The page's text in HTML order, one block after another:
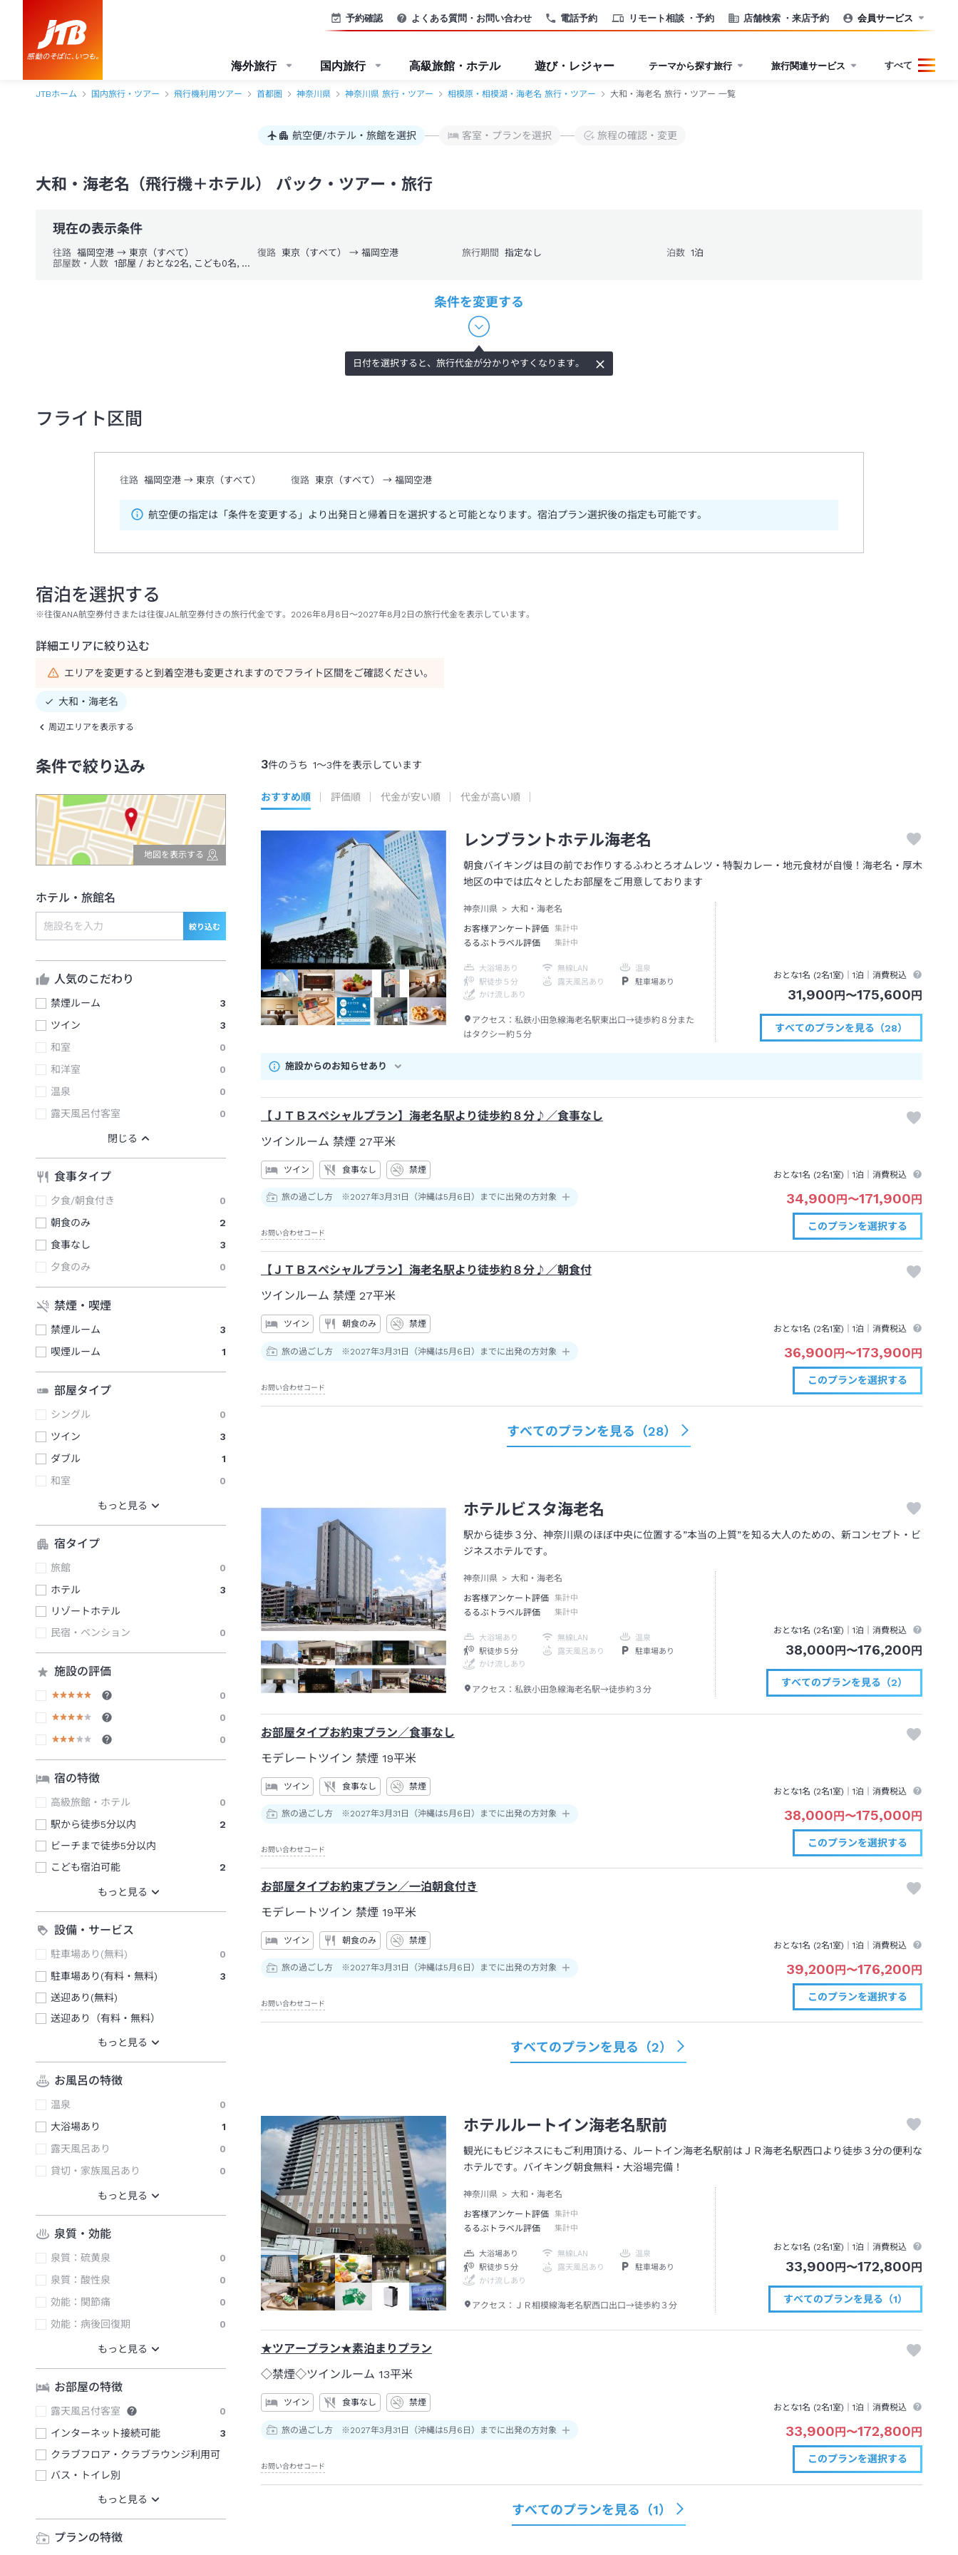
電話予約 リモート相談 ・予約 店舗検索 ・来店予約
予約確認 よくある質問・お問い合わせ 会員サービス
海外旅行 国内旅行 高級旅館・ホテル 遊び・レジャー テーマから探す旅行 旅行関連サービス すべて
JTBホーム 国内旅行・ツアー 飛行機利用ツアー 首都圏 神奈川県 神奈川県 旅行・ツアー 相模原・相模湖・海老名 旅行・ツアー 大和・海老名 旅行・ツアー 一覧
航空便/ホテル・旅館を選択 客室・プランを選択 旅程の確認・変更
大和・海老名（飛行機＋ホテル） パック・ツアー・旅行
現在の表示条件
往路 福岡空港 → 東京（すべて） 復路 東京（すべて） → 福岡空港 旅行期間 指定なし 泊数 1泊
部屋数・人数
1部屋 / おとな2名, こども0名, 幼児0名
日付を選択すると、旅行代金が分かりやすくなります。
フライト区間
往路 福岡空港→ 東京（すべて） 復路 東京（すべて） → 福岡空港
航空便の指定は「条件を変更する」より出発日と帰着日を選択すると可能となります。宿泊プラン選択後の指定も可能です。
宿泊を選択する
※往復ANA航空券付きまたは往復JAL航空券付きの旅行代金です。2026年8月8日～2027年8月2日の旅行代金を表示しています。
詳細エリアに絞り込む
エリアを変更すると到着空港も変更されますのでフライト区間をご確認ください。
大和・海老名
周辺エリアを表示する
条件で絞り込み
地図を表示する
ホテル・旅館名
絞り込む
人気のこだわり
禁煙ルーム
3
ツイン
3
和室
0
和洋室
0
温泉
0
露天風呂付客室
0
食事タイプ
夕食/朝食付き
0
朝食のみ
2
食事なし
3
夕食のみ
0
禁煙・喫煙
禁煙ルーム
3
喫煙ルーム
1
部屋タイプ
シングル
0
ツイン
3
ダブル
1
和室
0
宿タイプ
旅館
0
ホテル
3
リゾートホテル
民宿・ペンション
0
施設の評価
0
0
0
宿の特徴
高級旅館・ホテル
0
駅から徒歩5分以内
2
ビーチまで徒歩5分以内
こども宿泊可能
2
設備・サービス
駐車場あり(無料)
0
駐車場あり(有料・無料)
3
送迎あり(無料)
送迎あり（有料・無料）
お風呂の特徴
温泉
0
大浴場あり
1
露天風呂あり
0
貸切・家族風呂あり
0
泉質・効能
泉質：硫黄泉
0
泉質：酸性泉
0
効能：関節痛
0
効能：病後回復期
0
お部屋の特徴
露天風呂付客室
0
インターネット接続可能
3
クラブフロア・クラブラウンジ利用可
バス・トイレ別
プランの特徴
3件のうち 1～3件を表示しています
おすすめ順 評価順 代金が安い順 代金が高い順
レンブラントホテル海老名
朝食バイキングは目の前でお作りするふわとろオムレツ・特製カレー・地元食材が自慢！海老名・厚木
地区の中では広々としたお部屋をご用意しております
神奈川県
大和・海老名
お客様アンケート評価
集計中
るるぶトラベル評価 集計中
大浴場あり 無線LAN
温泉
駅徒歩５分
露天風呂あり
駐車場あり
かけ流しあり
アクセス： 私鉄小田急線海老名駅東出口→徒歩約８分また
はタクシー約５分
おとな1名 (2名1室)｜1泊 ｜消費税込
31,900 円 〜175,600 円
すべてのプランを見る（28）
施設からのお知らせあり
【ＪＴＢスペシャルプラン】海老名駅より徒歩約８分♪／食事なし
ツインルーム 禁煙 27平米
ツイン 食事なし 禁煙
旅の過ごし方 ※2027年3月31日（沖縄は5月6日）までに出発の方対象
おとな1名 (2名1室)｜1泊 ｜消費税込
34,900円〜171,900円
お問い合わせコード
このプランを選択する
【ＪＴＢスペシャルプラン】海老名駅より徒歩約８分♪／朝食付
ツインルーム 禁煙 27平米
ツイン 朝食のみ 禁煙
旅の過ごし方 ※2027年3月31日（沖縄は5月6日）までに出発の方対象
おとな1名 (2名1室)｜1泊 ｜消費税込
36,900 円 〜173,900 円
お問い合わせコード
このプランを選択する
すべてのプランを見る（28）
ホテルビスタ海老名
駅から徒歩３分、神奈川県のほぼ中央に位置する”本当の上質”を知る大人のための、新コンセプト・ビ
ジネスホテルです。
神奈川県
大和・海老名
お客様アンケート評価
集計中
るるぶトラベル評価 集計中
大浴場あり 無線LAN
温泉
駅徒歩５分
露天風呂あり
駐車場あり
かけ流しあり
アクセス： 私鉄小田急線海老名駅→徒歩約３分
おとな1名 (2名1室)｜1泊 ｜消費税込
38,000 円 〜176,200 円
すべてのプランを見る（2）
お部屋タイプお約束プラン／食事なし
モデレートツイン 禁煙 19平米
ツイン 食事なし 禁煙
旅の過ごし方 ※2027年3月31日（沖縄は5月6日）までに出発の方対象
おとな1名 (2名1室)｜1泊 ｜消費税込
38,000円〜175,000円
お問い合わせコード
このプランを選択する
お部屋タイプお約束プラン／一泊朝食付き
モデレートツイン 禁煙 19平米
ツイン 朝食のみ 禁煙
旅の過ごし方 ※2027年3月31日（沖縄は5月6日）までに出発の方対象
おとな1名 (2名1室)｜1泊 ｜消費税込
39,200円〜176,200円
お問い合わせコード
このプランを選択する
すべてのプランを見る（2）
ホテルルートイン海老名駅前
観光にもビジネスにもご利用頂ける、ルートイン海老名駅前はＪＲ海老名駅西口より徒歩３分の便利な
ホテルです。バイキング朝食無料・大浴場完備！
神奈川県
大和・海老名
お客様アンケート評価
集計中
るるぶトラベル評価 集計中
大浴場あり 無線LAN
温泉
駅徒歩５分
露天風呂あり
駐車場あり
かけ流しあり
アクセス： ＪＲ相模線海老名駅西口出口→徒歩約３分
おとな1名 (2名1室)｜1泊 ｜消費税込
33,900円〜172,800円
すべてのプランを見る（1）
★ツアープラン★素泊まりプラン
◇禁煙◇ツインルーム 13平米
ツイン 食事なし 禁煙
旅の過ごし方 ※2027年3月31日（沖縄は5月6日）までに出発の方対象
おとな1名 (2名1室)｜1泊 ｜消費税込
33,900 円 〜172,800 円
お問い合わせコード
このプランを選択する
すべてのプランを見る（1）